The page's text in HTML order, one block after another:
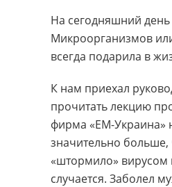
На сегодняшний день
Микроорганизмов
всегда подарила в
К нам приехал
прочитать лекцию
фирма «ЕМ-Украина»
значительно больше,
«штормило» вирусом
случается. Заболел